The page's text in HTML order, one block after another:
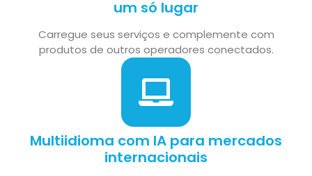
um só lugar
Carregue seus serviços e complemente com
produtos de outros operadores conectados.
Multiidioma com IA para mercados
internacionais